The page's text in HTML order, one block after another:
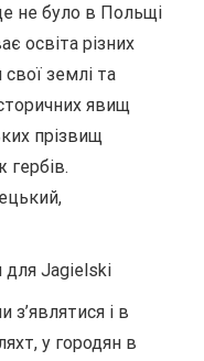
не було в Польщі
освіта різних
свої землі та
явищ
прізвищ
гербів.
для Jagielski
з’являтися і в
у городян в